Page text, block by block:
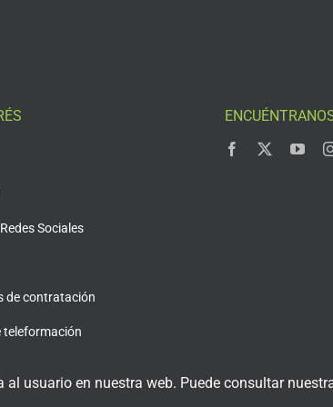
Sociales
de contratación
teleformación
usuario en nuestra web. Puede consultar